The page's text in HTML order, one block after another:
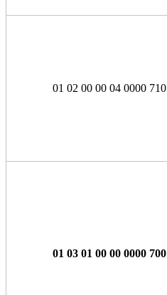
01 02 00 00 04 0000 710
01 03 01 00 00 0000 700